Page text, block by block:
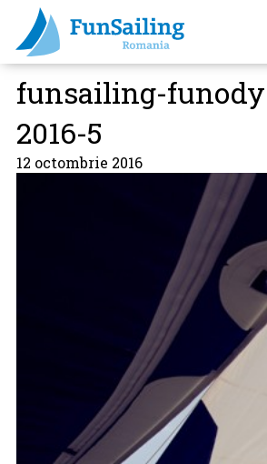
funsailing-
2016-5
12 octombrie 2016